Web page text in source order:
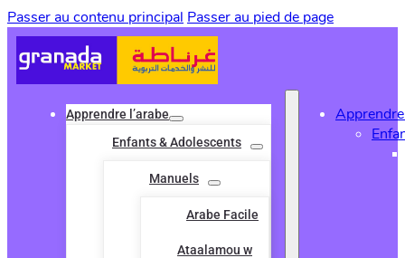
Passer au contenu principal Passer au pied de page
Apprendre l’arabe
Enfants & Adolescents
Manuels
Arabe Facile
Ataalamou w
Apprendre